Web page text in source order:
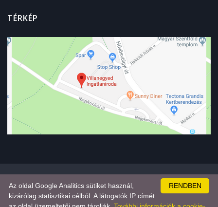
TÉRKÉP
© 1999-2018 CopyrightVillanegyed Ingatlan Kft. - Minden jog
fenntartva. |Adatkezelési szabályzat.
RENDBEN
Az oldal Google Analitics sütiket használ,
kizárólag statisztikai célból. A látogatók IP címét